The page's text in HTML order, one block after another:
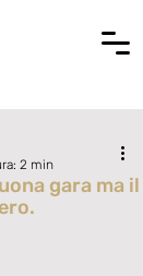
gara ma il
2 min